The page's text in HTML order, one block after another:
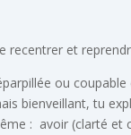
recentrer et
ou coupable
bienveillant, tu
: avoir (clarté et